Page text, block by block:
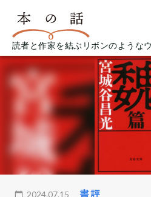
読者と作家を結ぶリボンのような
2024.07.15 書評